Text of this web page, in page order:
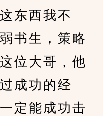
东西我不
书生，策略
位大哥，他
成功的经
定能成功击